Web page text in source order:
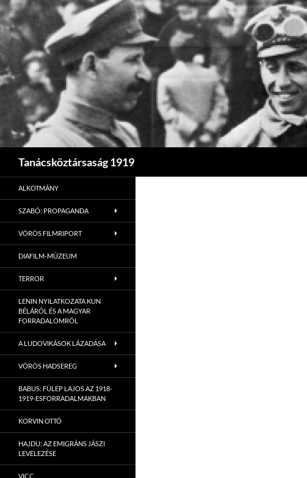
Tanácsköztársaság 1919
ALKOTMÁNY
SZABÓ: PROPAGANDA
VÖRÖS FILMRIPORT
DIAFILM-MÚZEUM
TERROR
LENIN NYILATKOZATA KUN
BÉLÁRÓL ÉS A MAGYAR
FORRADALOMRÓL
A LUDOVIKÁSOK LÁZADÁSA
VÖRÖS HADSEREG
BABUS: FÜLEP LAJOS AZ 1918-
1919-ESFORRADALMAKBAN
KORVIN OTTÓ
HAJDU: AZ EMIGRÁNS JÁSZI
LEVELEZÉSE
VICC